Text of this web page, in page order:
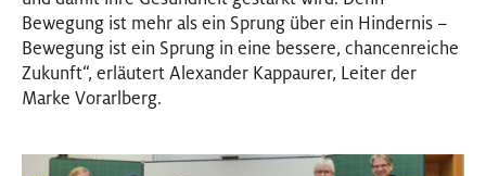
Bewegung ist mehr als ein Sprung über ein Hindernis –
Bewegung ist ein Sprung in eine bessere, chancenreiche
Zukunft“, erläutert Alexander Kappaurer, Leiter der
Marke Vorarlberg.